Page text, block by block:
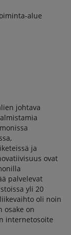
alue
johtava
ja
ovat
palvelevat
yli 20
oli noin
osake on
internetosoite